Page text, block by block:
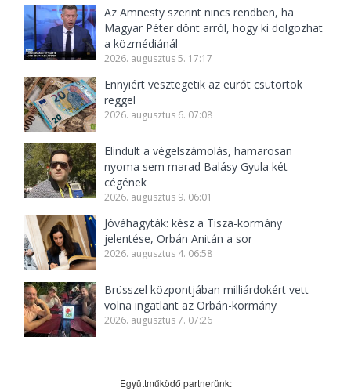
Az Amnesty szerint nincs rendben, ha
Magyar Péter dönt arról, hogy ki dolgozhat
a közmédiánál
2026. augusztus 5. 17:17
Ennyiért vesztegetik az eurót csütörtök
reggel
2026. augusztus 6. 07:08
Elindult a végelszámolás, hamarosan
nyoma sem marad Balásy Gyula két
cégének
2026. augusztus 9. 06:01
Jóváhagyták: kész a Tisza-kormány
jelentése, Orbán Anitán a sor
2026. augusztus 4. 06:58
Brüsszel központjában milliárdokért vett
volna ingatlant az Orbán-kormány
2026. augusztus 7. 07:26
Együttműködő partnerünk: